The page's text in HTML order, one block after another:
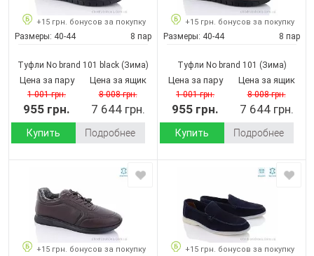
+15 грн. бонусов за покупку
Размеры: 40-44 8 пар
Туфли No brand 101 black (Зима)
Цена за пару
1 001 грн.
955 грн.
Цена за ящик
8 008 грн.
7 644 грн.
Купить Подробнее
+15 грн. бонусов за покупку
Размеры: 40-44 8 пар
Туфли No brand 101 (Зима)
Цена за пару
1 001 грн.
955 грн.
Цена за ящик
8 008 грн.
7 644 грн.
Купить Подробнее
+15 грн. бонусов за покупку +15 грн. бонусов за покупку